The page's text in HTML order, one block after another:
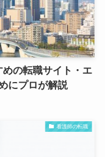
の転職サイト・エ
にプロが解説
看護師の転職